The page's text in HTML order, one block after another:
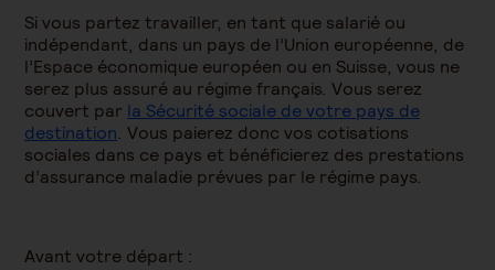
Si vous partez travailler, en tant que salarié ou
indépendant, dans un pays de l’Union européenne, de
l’Espace économique européen ou en Suisse, vous ne
serez plus assuré au régime français. Vous serez
couvert par la Sécurité sociale de votre pays de
destination. Vous paierez donc vos cotisations
sociales dans ce pays et bénéficierez des prestations
d’assurance maladie prévues par le régime pays.
Avant votre départ :